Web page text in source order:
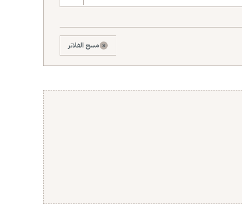
× مسح الفلاتر